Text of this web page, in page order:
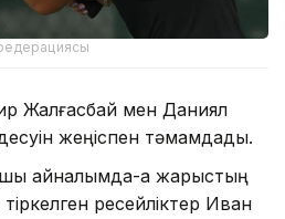
Жалғасбай мен Даниял
жеңіспен тәмамдады.
айналымда-ақ жарыстың
ресейліктер Иван